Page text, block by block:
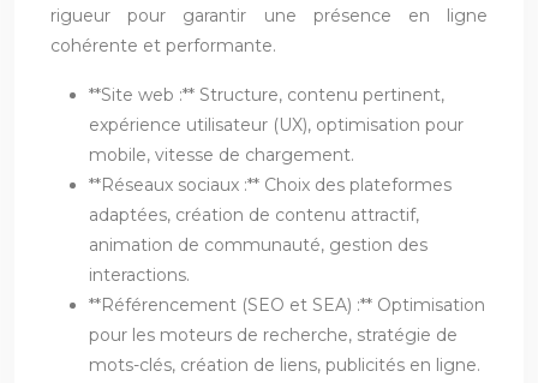
rigueur pour garantir une présence en ligne
cohérente et performante.
**Site web :** Structure, contenu pertinent,
expérience utilisateur (UX), optimisation pour
mobile, vitesse de chargement.
**Réseaux sociaux :** Choix des plateformes
adaptées, création de contenu attractif,
animation de communauté, gestion des
interactions.
**Référencement (SEO et SEA) :** Optimisation
pour les moteurs de recherche, stratégie de
mots-clés, création de liens, publicités en ligne.